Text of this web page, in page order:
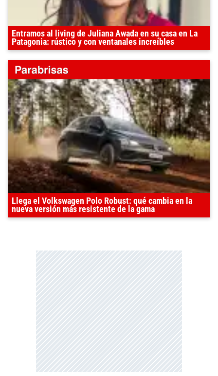
Entramos al living de Juliana Awada en su casa en La
Patagonia: rústico y con ventanales increíbles
Llega el Volkswagen Polo Robust: qué cambia en la
nueva versión más resistente de la gama